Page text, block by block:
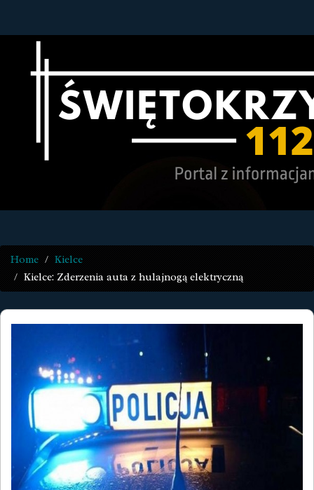
Home
Kielce
Kielce: Zderzenia auta z hulajnogą elektryczną